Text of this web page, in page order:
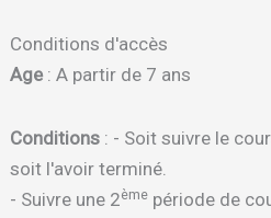
Conditions d'accès
Age: A partir de 7 ans
Conditions : - Soit suivre le
soit l'avoir terminé.
- Suivre une 2ème période de